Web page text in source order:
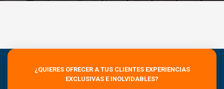
¿QUIERES OFRECER A TUS CLIENTES EXPERIENCIAS
EXCLUSIVAS E INOLVIDABLES?